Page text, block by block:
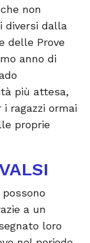
non
diversi dalla
delle Prove
anno di
più attesa,
ragazzi ormai
proprie
a un
loro